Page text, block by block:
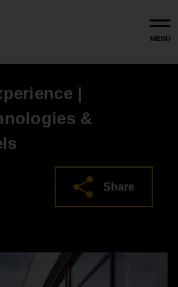
MENÜ
|
&
Share